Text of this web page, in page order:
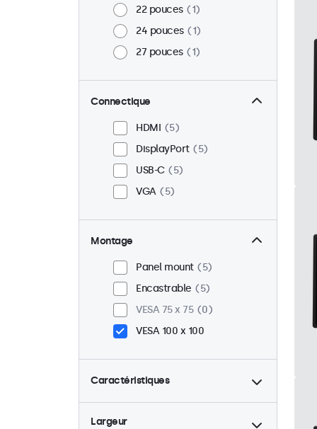
22 pouces
1
24 pouces
1
27 pouces
1
Connectique
HDMI
5
DisplayPort
5
USB-C
5
VGA
5
Montage
Panel mount
5
Encastrable
5
VESA 75 x 75
0
VESA 100 x 100
Caractéristiques
4:3 / 5:4
0
Largeur